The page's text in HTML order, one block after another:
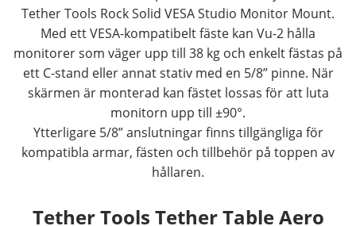
Tether Tools Rock Solid VESA Studio Monitor Mount.
Med ett VESA-kompatibelt fäste kan Vu-2 hålla
monitorer som väger upp till 38 kg och enkelt fästas på
ett C-stand eller annat stativ med en 5/8” pinne. När
skärmen är monterad kan fästet lossas för att luta
monitorn upp till ±90°.
Ytterligare 5/8” anslutningar finns tillgängliga för
kompatibla armar, fästen och tillbehör på toppen av
hållaren.
Tether Tools Tether Table Aero